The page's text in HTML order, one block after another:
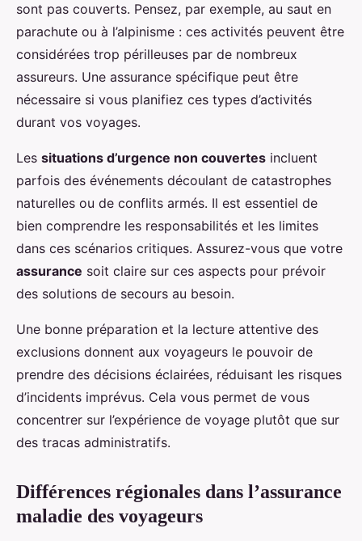
sont pas couverts. Pensez, par exemple, au saut en
parachute ou à l’alpinisme : ces activités peuvent être
considérées trop périlleuses par de nombreux
assureurs. Une assurance spécifique peut être
nécessaire si vous planifiez ces types d’activités
durant vos voyages.
Les situations d’urgence non couvertes incluent
parfois des événements découlant de catastrophes
naturelles ou de conflits armés. Il est essentiel de
bien comprendre les responsabilités et les limites
dans ces scénarios critiques. Assurez-vous que votre
assurance soit claire sur ces aspects pour prévoir
des solutions de secours au besoin.
Une bonne préparation et la lecture attentive des
exclusions donnent aux voyageurs le pouvoir de
prendre des décisions éclairées, réduisant les risques
d’incidents imprévus. Cela vous permet de vous
concentrer sur l’expérience de voyage plutôt que sur
des tracas administratifs.
Différences régionales dans l’assurance
maladie des voyageurs